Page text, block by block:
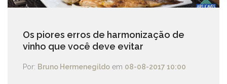
Os piores erros de harmonização de
vinho que você deve evitar
Por: Bruno Hermenegildo em 08-08-2017 10:00